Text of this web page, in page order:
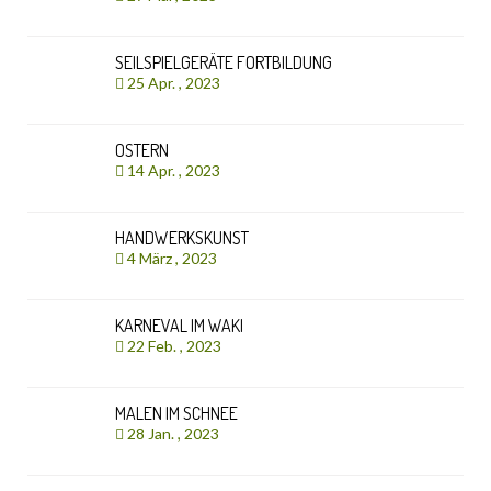
SEILSPIELGERÄTE FORTBILDUNG
25 Apr. , 2023
OSTERN
14 Apr. , 2023
HANDWERKSKUNST
4 März , 2023
KARNEVAL IM WAKI
22 Feb. , 2023
MALEN IM SCHNEE
28 Jan. , 2023